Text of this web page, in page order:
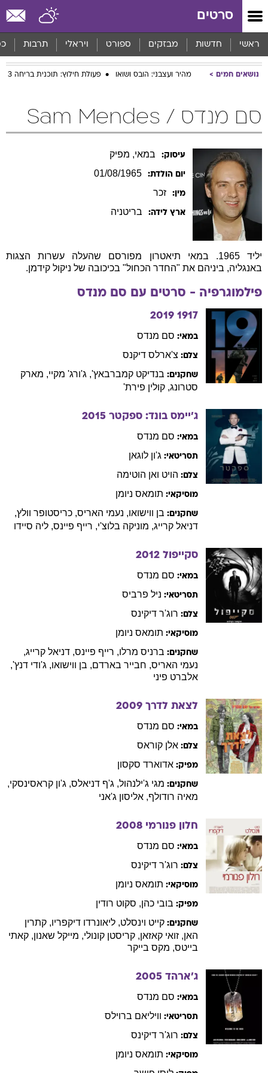
סרטים
ראשי חדשות מבזקים ספורט ויראלי תרבות
נושאים חמים מהיר ועצבני: הובס ושואו פעולת חילוץ: תוכנית בריחה 3
סם מנדס / Sam Mendes
עיסוק: במאי, מפיק
יום הולדת: 01/08/1965
מין: זכר
ארץ לידה: בריטניה
יליד 1965. במאי תיאטרון מפורסם שהעלה עשרות הצגות
באנגליה, ביניהם את "החדר הכחול" בכיכובה של ניקול קידמן.
פילמוגרפיה - סרטים עם סם מנדס
1917
2019
במאי: סם מנדס
צלם: צ'ארלס דיקנס
שחקנים: בנדיקט קמברבאץ', ג'ורג' מקיי, מארק
סטרונג, קולין פירת'
ג'יימס בונד: ספקטר 2015
במאי: סם מנדס
תסריטאי: ג'ון לוגאן
צלם: הויט ואן הוטימה
מוסיקאי: תומאס ניומן
שחקנים: בן ווישואו, נעמי האריס, כריסטופר וולץ,
דניאל קרייג, מוניקה בלוצ'י, רייף פיינס, ליה סיידו
סקייפול 2012
במאי: סם מנדס
תסריטאי: ניל פרביס
צלם: רוג'ר דיקינס
מוסיקאי: תומאס ניומן
שחקנים: ברניס מרלו, רייף פיינס, דניאל קרייג,
נעמי האריס, חבייר בארדם, בן ווישואו, ג'ודי דנץ',
אלברט פיני
לצאת לדרך 2009
במאי: סם מנדס
צלם: אלן קוראס
מפיק: אדוארד סקסון
שחקנים: מגי ג'ילנהול, ג'ף דניאלס, ג'ון קראסינסקי,
מאיה רודולף, אליסון ג'אני
חלון פנורמי 2008
במאי: סם מנדס
צלם: רוג'ר דיקינס
מוסיקאי: תומאס ניומן
מפיק: בובי כהן, סקוט רודין
שחקנים: קייט וינסלט, ליאונרדו דיקפריו, קתרין
האן, זואי קאזאן, קריסטן קונולי, מייקל שאנון, קאתי
בייטס, מקס בייקר
ג'ארהד 2005
במאי: סם מנדס
תסריטאי: וויליאם ברוילס
צלם: רוג'ר דיקינס
מוסיקאי: תומאס ניומן